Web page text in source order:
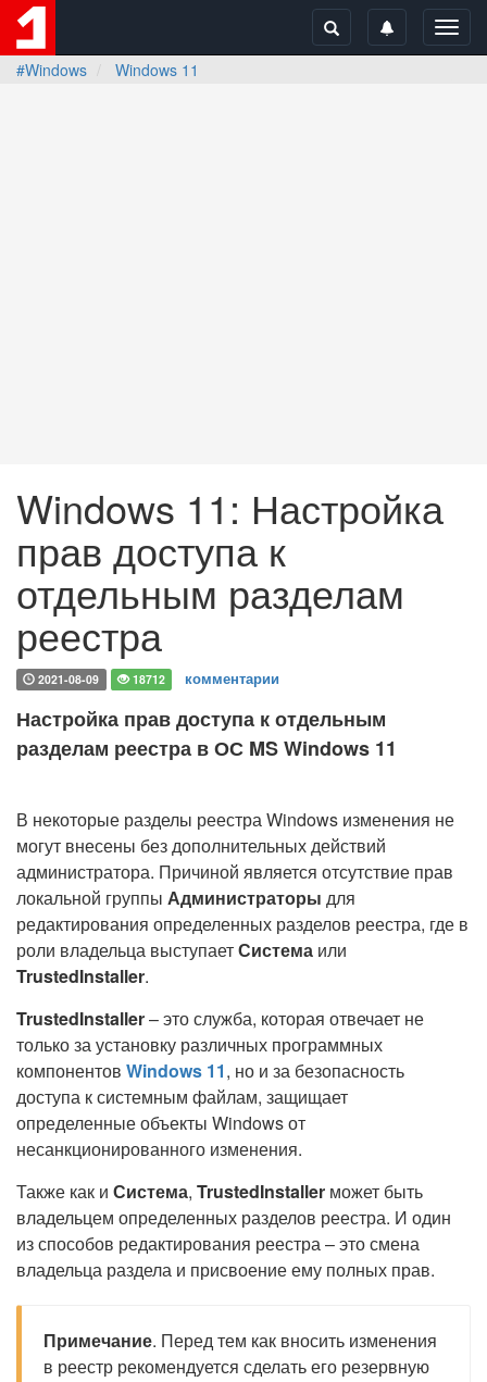
#Windows
Windows 11
Windows 11: Настройка
прав доступа к
отдельным разделам
реестра
2021-08-09 18712 комментарии
Настройка прав доступа к отдельным
разделам реестра в ОС MS Windows 11
В некоторые разделы реестра Windows изменения не
могут внесены без дополнительных действий
администратора. Причиной является отсутствие прав
локальной группы Администраторы для
редактирования определенных разделов реестра, где в
роли владельца выступаетСистема или
TrustedInstaller.
TrustedInstaller– это служба, которая отвечает не
только за установку различных программных
компонентов Windows 11, но и за безопасность
доступа к системным файлам, защищает
определенные объекты Windows от
несанкционированного изменения.
Также как и Система, TrustedInstaller может быть
владельцем определенных разделов реестра. И один
из способов редактирования реестра – это смена
владельца раздела и присвоение ему полных прав.
Примечание. Перед тем как вносить изменения
в реестр рекомендуется сделать его резервную